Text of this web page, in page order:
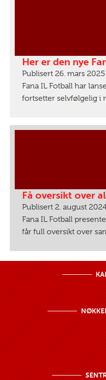
Her er den nye
Publisert 26. mars 2025
Fana IL Fotball har
fortsetter selvfølgelig i
Få oversikt over
Publisert 2. august
Fana IL Fotball
får full oversikt over